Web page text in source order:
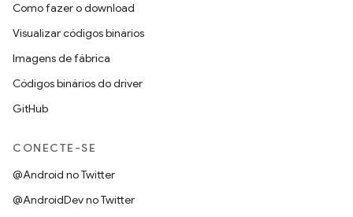
Como fazer o download
Visualizar códigos binários
Imagens de fábrica
Códigos binários do driver
GitHub
CONECTE-SE
@Android no Twitter
@AndroidDev no Twitter